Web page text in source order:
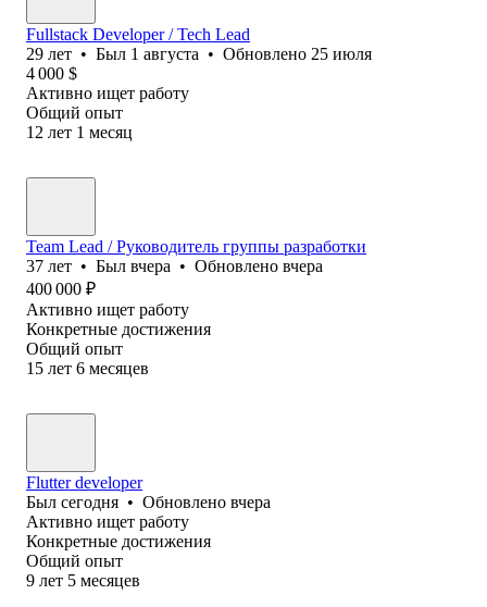
Fullstack Developer / Tech Lead
29 лет • Был 1 августа • Обновлено 25 июля
4 000 $
Активно ищет работу
Общий опыт
12 лет 1 месяц
Team Lead / Руководитель группы разработки
37 лет • Был вчера • Обновлено вчера
400 000 ₽
Активно ищет работу
Конкретные достижения
Общий опыт
15 лет 6 месяцев
Flutter developer
Был сегодня • Обновлено вчера
Активно ищет работу
Конкретные достижения
Общий опыт
9 лет 5 месяцев